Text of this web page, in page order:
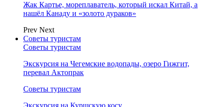
Жак Картье, мореплаватель, который искал Китай, а
нашёл Канаду и «золото дураков»
Prev Next
Советы туристам
Советы туристам
Экскурсия на Чегемские водопады, озеро Гижгит,
перевал Актопрак
Советы туристам
Экскурсия на Куршскую косу